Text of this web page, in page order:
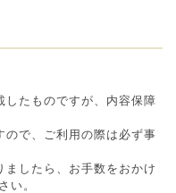
したものですが、内容保障
ので、ご利用の際は必ず事
ましたら、お手数をおかけ
い。